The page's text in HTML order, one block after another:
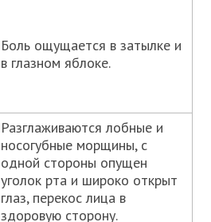
Боль ощущается в затылке и
в глазном яблоке.
Разглаживаются лобные и
носогубные морщины, с
одной стороны опущен
уголок рта и широко открыт
глаз, перекос лица в
здоровую сторону.